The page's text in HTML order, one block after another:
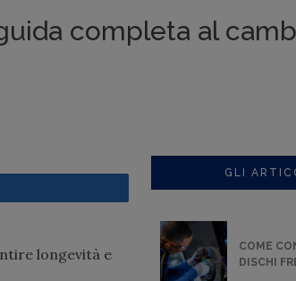
completa al
longevità e
GLI
COME
DISCHI